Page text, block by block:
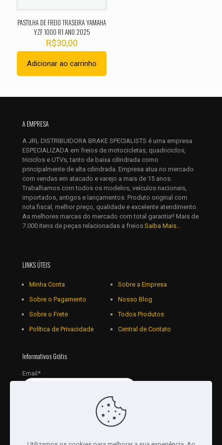
mail
*
Salvar meus dados neste navegador para a próxima vez que
eu comentar.
PASTILHA DE FREIO TRASEIRA YAMAHA
YZF 1000 R1 ANO 2025
R$30,00
Adicionar ao carrinho
A EMPRESA
A JRL DISTRIBUIDORA BRAKE SPECIALISTS é uma empresa
ESPECIALIZADA em freios de motocicletas, quadriciclos,
triciclos e UTVs, tanto de baixa cilindrada como
principalmente de alta cilindrada. Empresa atua no mercado
com vendas em atacado e varejo a mais de 15 anos.
Trabalhamos com todos os modelos, veículos nacionais,
importados, antigos e lançamentos. Produto original com
nota fiscal, melhor preço, qualidade e excelente atendimento.
As melhores marcas do mercado com total garantia!! Mais de
7.000 itens de peças relacionadas a freios:Saiba Mais...
LINKS ÚTEIS
Minha Conta
Sobre o Pagamento
Sobre o Frete
Política de Privacidade
Sobre a Empresa
Nosso Blog
Todos Produtos
Central de Contato
Informativos Grátis
Email*